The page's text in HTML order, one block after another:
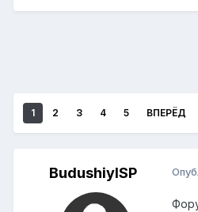
1 2 3 4 5 ВПЕРЁД
BudushiyISP